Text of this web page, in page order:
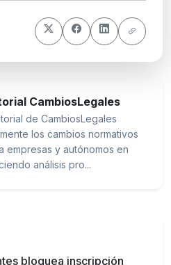
CambiosLegales
de CambiosLegales
los cambios normativos
empresas y autónomos en
análisis pro...
bloquea inscripción